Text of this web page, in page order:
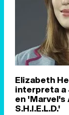
Elizabeth
interpreta a
en
S.H.I.E.L.D.'